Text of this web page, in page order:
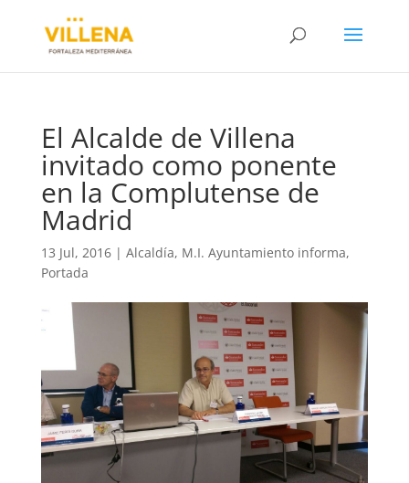
El Alcalde de Villena
invitado como ponente
en la Complutense de
Madrid
13 Jul, 2016| Alcaldía, M.I. Ayuntamiento informa,
Portada